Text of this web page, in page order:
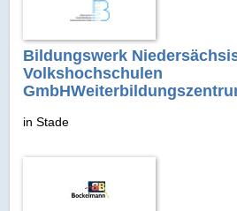
Bildungswerk
Volkshochschulen
in Stade